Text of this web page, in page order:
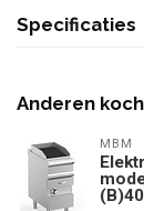
Specificaties
Anderen
MBM